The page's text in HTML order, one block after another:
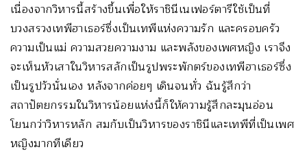
เนื่องจากวิหารนี้สร้างขึ้นเพื่อให้ราชินีเนเฟอร์ตารีใช้เป็นที่
บวงสรวงเทพีฮาเธอร์ซึ่งเป็นเทพีแห่งความรัก และครอบครัว
ความเป็นแม่ ความสวยความงาม และพลังของเพศหญิง เราจึง
จะเห็นหัวเสาในวิหารสลักเป็นรูปพระพักตร์ของเทพีฮาเธอร์ซึ่ง
เป็นรูปวัวนั่นเอง หลังจากค่อยๆ เดินจนทั่ว ฉันรู้สึกว่า
สถาปัตยกรรมในวิหารน้อยแห่งนี้ก็ให้ความรู้สึกละมุนอ่อน
โยนกว่าวิหารหลัก สมกับเป็นวิหารของราชินีและเทพีที่เป็นเพศ
หญิงมากทีเดียว